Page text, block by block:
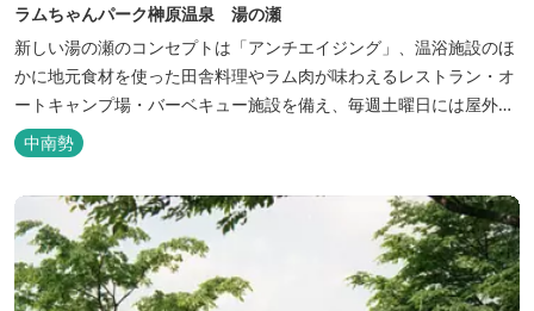
ラムちゃんパーク榊原温泉 湯の瀬
新しい湯の瀬のコンセプトは「アンチエイジング」、温浴施設のほ
かに地元食材を使った田舎料理やラム肉が味わえるレストラン・オ
ートキャンプ場・バーベキュー施設を備え、毎週土曜日には屋外に
「湯の瀬市場」を設け、新鮮野菜の販売が行われています。 また、
観光旅行が困難な障がい者や介助が必要な高齢者の利用に特化した
ト付きジャグジーを備えています...
中南勢